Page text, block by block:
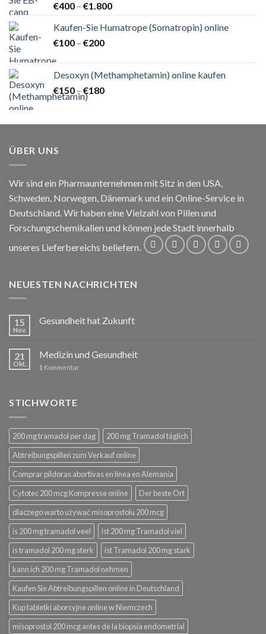
€400 – €1.800Preisspanne:
bis
Kaufen-Sie Humatrope (Somatropin) online
€100 – €200Preisspanne:
€200
Desoxyn (Methamphetamin) online kaufen
€150 – €180Preisspanne:
€180
ÜBER UNS
Wir sind ein Pharmaunternehmen mit Sitz in den USA,
Schweden, Norwegen, Dänemark und ein Online-Service in
Deutschland. Wir haben eine Vielzahl von Pillen und
Forschungschemikalien und können jede Stadt innerhalb
unseres Lieferbereichs beliefern.
NEUESTEN NACHRICHTEN
15
Nov.
Gesundheit hat Zukunft
21
Okt.
Medizin und Gesundheit
1 Kommentar
STICHWORTE
200 mg tramadol per dag
200 mg Tramadol täglich
Abtreibungspillen zum Verkauf online
Comprar píldoras abortivas en línea en Alemania
Cytotec 200 mcg Kompresse online
Der beste Ort
dlaczego warto używać misoprostolu 200 mcg
is 200 mg tramadol veel
ist 200 mg Tramadol viel
is tramadol 200 mg sterk
ist Tramadol 200 mg stark
kann ich 200 mg Tramadol nehmen
Kaufen Sie Abtreibungspillen online in Deutschland
Kup tabletki aborcyjne online w Niemczech
misoprostol 200 mcg antes de la biopsia endometrial